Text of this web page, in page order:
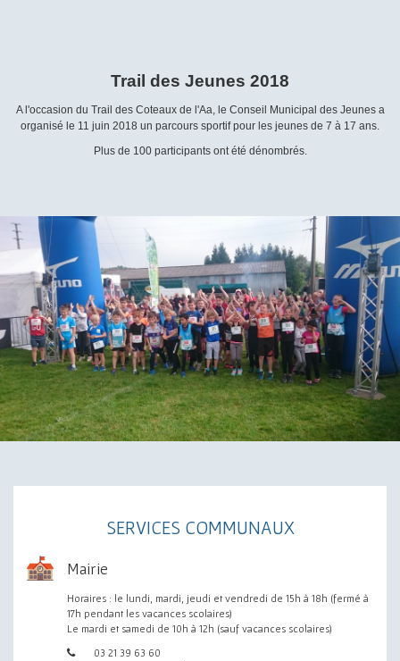
Trail des Jeunes 2018
A l'occasion du Trail des Coteaux de l'Aa, le Conseil Municipal des Jeunes a
organisé le 11 juin 2018 un parcours sportif pour les jeunes de 7 à 17 ans.
Plus de 100 participants ont été dénombrés.
SERVICES COMMUNAUX
Mairie
Horaires : le lundi, mardi, jeudi et vendredi de 15h à 18h (fermé à
17h pendant les vacances scolaires)
Le mardi et samedi de 10h à 12h (sauf vacances scolaires)
03 21 39 63 60